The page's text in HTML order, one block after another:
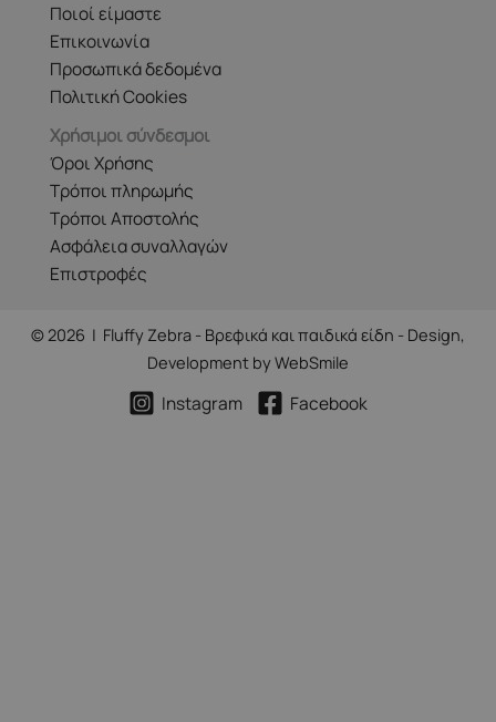
Ποιοί είμαστε
Επικοινωνία
Προσωπικά δεδομένα
Πολιτική Cookies
Χρήσιμοι σύνδεσμοι
Όροι Χρήσης
Τρόποι πληρωμής
Τρόποι Αποστολής
Ασφάλεια συναλλαγών
Επιστροφές
© 2026 | Fluffy Zebra - Βρεφικά και παιδικά είδη - Design,
Development byWebSmile
Instagram Facebook